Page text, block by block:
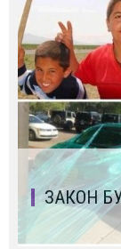
ЗАКОН